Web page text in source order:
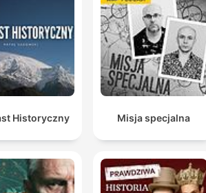
Historyczny Misja specjalna